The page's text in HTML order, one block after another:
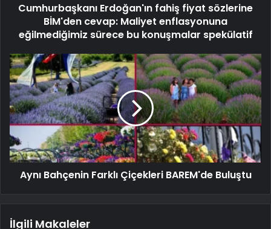
Cumhurbaşkanı Erdoğan'ın fahiş fiyat sözlerine
BİM'den cevap: Maliyet enflasyonuna
eğilmediğimiz sürece bu konuşmalar spekülatif
Aynı Bahçenin Farklı Çiçekleri BAREM'de Buluştu
İlgili Makaleler